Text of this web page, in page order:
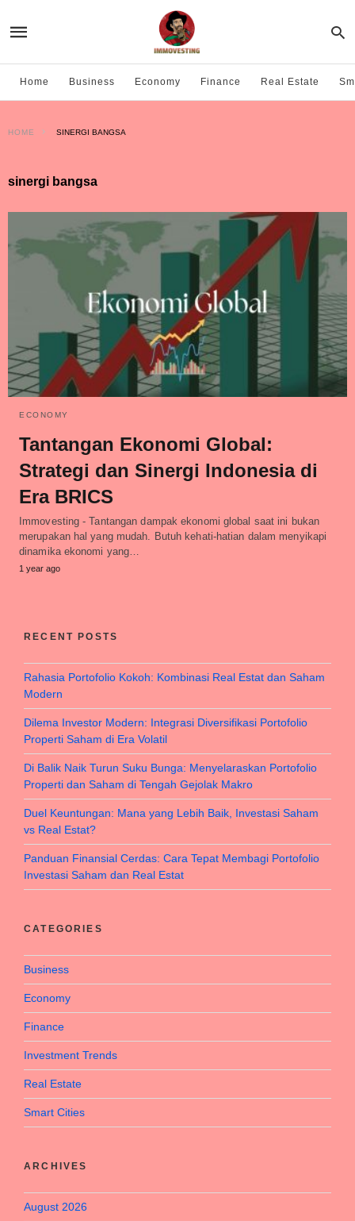
Home Business Economy Finance Real Estate
HOME SINERGI BANGSA
sinergi bangsa
ECONOMY
Tantangan Ekonomi Global:
Strategi dan Sinergi Indonesia di
Era BRICS
Immovesting - Tantangan dampak ekonomi global saat ini bukan
merupakan hal yang mudah. Butuh kehati-hatian dalam menyikapi
dinamika ekonomi yang…
1 year ago
RECENT POSTS
Rahasia Portofolio Kokoh: Kombinasi Real Estat dan Saham
Modern
Dilema Investor Modern: Integrasi Diversifikasi Portofolio
Properti Saham di Era Volatil
Di Balik Naik Turun Suku Bunga: Menyelaraskan Portofolio
Properti dan Saham di Tengah Gejolak Makro
Duel Keuntungan: Mana yang Lebih Baik, Investasi Saham
vs Real Estat?
Panduan Finansial Cerdas: Cara Tepat Membagi Portofolio
Investasi Saham dan Real Estat
CATEGORIES
Business
Economy
Finance
Investment Trends
Real Estate
Smart Cities
ARCHIVES
August 2026